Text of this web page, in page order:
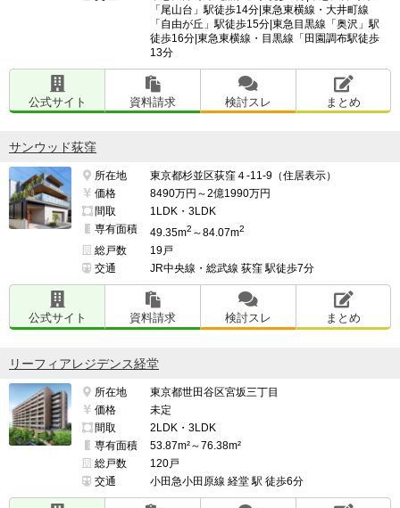
「尾山台」駅徒歩14分|東急東横線・大井町線
「自由が丘」駅徒歩15分|東急目黒線「奥沢」駅
徒歩16分|東急東横線・目黒線「田園調布駅徒歩
13分
公式サイト 資料請求 検討スレ まとめ
サンウッド荻窪
所在地
東京都杉並区荻窪４-11-9（住居表示）
価格
8490万円～2億1990万円
間取
1LDK・3LDK
専有面積
49.35m2 ～84.07m2
総戸数
19戸
交通
JR中央線・総武線 荻窪 駅徒歩7分
公式サイト 資料請求 検討スレ まとめ
リーフィアレジデンス経堂
所在地
東京都世田谷区宮坂三丁目
価格
未定
間取
2LDK・3LDK
専有面積
53.87m²～76.38m²
総戸数
120戸
交通
小田急小田原線 経堂 駅 徒歩6分